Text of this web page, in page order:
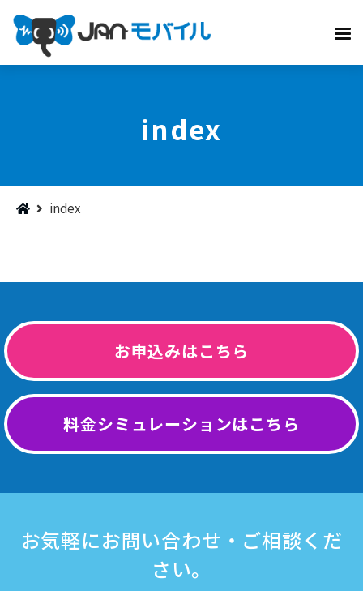
index
index
お申込みはこちら
料金シミュレーションはこちら
お気軽にお問い合わせ・ご相談くだ
さい。